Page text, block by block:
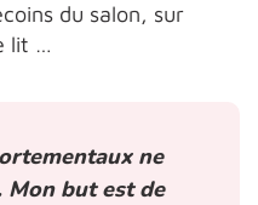
du salon, sur
lit …
ne
but est de